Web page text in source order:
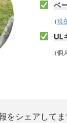
ベ
（現
UL
（個人
をシェアしてま